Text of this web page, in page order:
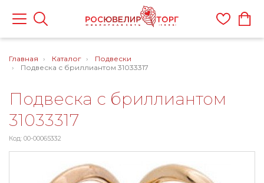
Главная Каталог
Подвески
Подвеска с бриллиантом 31033317
Подвеска с бриллиантом
31033317
Код: 00-00065332